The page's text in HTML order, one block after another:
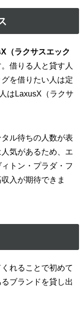
（ラクサスエック
借りる人と貸す人
を借りたい人は定
はLaxusX（ラクサ
ル待ちの人数が表
気があるため、エ
トン・プラダ・フ
入が期待できま
れることで初めて
ブランドを貸し出